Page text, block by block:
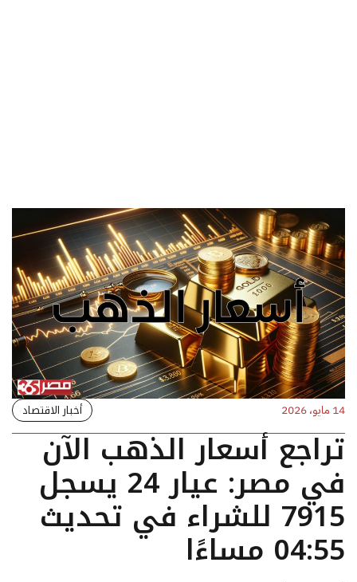
14 مايو، 2026 أخبار الاقتصاد
تراجع أسعار الذهب الآن
في مصر: عيار 24 يسجل
7915 للشراء في تحديث
04:55 مساءًا